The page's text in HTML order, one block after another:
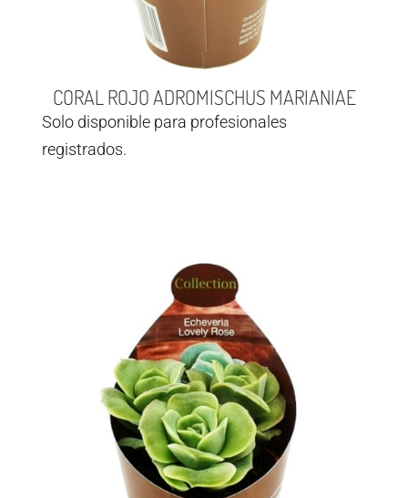
CORAL ROJO ADROMISCHUS MARIANIAE
Solo disponible para profesionales
registrados.